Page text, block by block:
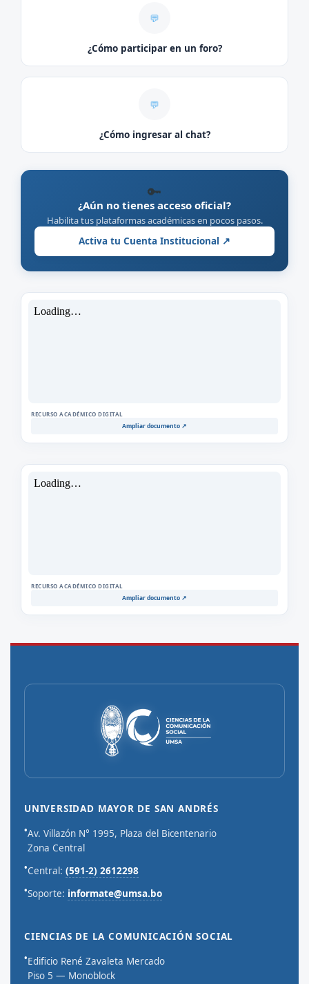
💬
¿Cómo participar en un foro?
💬
¿Cómo ingresar al chat?
🔑
¿Aún no tienes acceso oficial?
Habilita tus plataformas académicas en pocos pasos.
Activa tu Cuenta Institucional ↗
RECURSO ACADÉMICO DIGITAL
Ampliar documento ↗
RECURSO ACADÉMICO DIGITAL
Ampliar documento ↗
UNIVERSIDAD MAYOR DE SAN ANDRÉS
•Av. Villazón N° 1995, Plaza del Bicentenario
Zona Central
•Central: (591-2) 2612298
•Soporte: informate@umsa.bo
CIENCIAS DE LA COMUNICACIÓN SOCIAL
•Edificio René Zavaleta Mercado
Piso 5 — Monoblock